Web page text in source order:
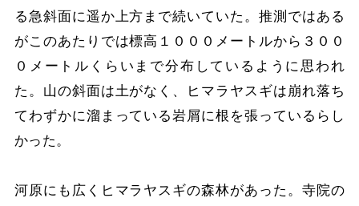
る急斜面に遥か上方まで続いていた。推測ではある
がこのあたりでは標高１０００メートルから３００
０メートルくらいまで分布しているように思われ
た。山の斜面は土がなく、ヒマラヤスギは崩れ落ち
てわずかに溜まっている岩屑に根を張っているらし
かった。
河原にも広くヒマラヤスギの森林があった。寺院の